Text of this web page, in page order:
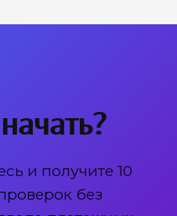
и получите 10
без